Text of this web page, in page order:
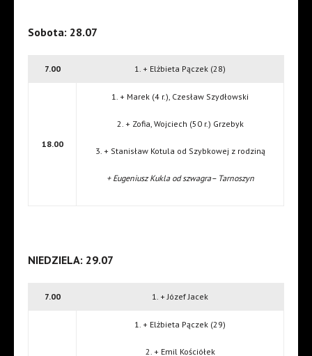
Sobota: 28.07
7.00 1. + Elżbieta Pączek (28)
18.00
1. + Marek (4 r.), Czesław Szydłowski
2. + Zofia, Wojciech (50 r.) Grzebyk
3. + Stanisław Kotula od Szybkowej z rodziną
+ Eugeniusz Kukla od szwagra– Tarnoszyn
NIEDZIELA: 29.07
7.00 1. + Józef Jacek
1. + Elżbieta Pączek (29)
2. + Emil Kościółek